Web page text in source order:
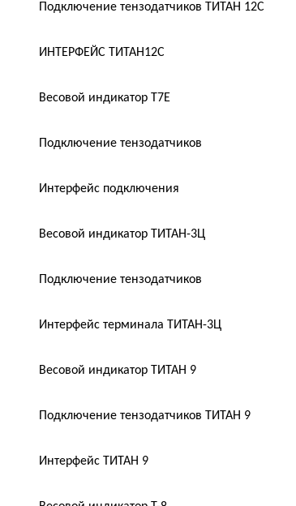
Подключение тензодатчиков ТИТАН 12С
ИНТЕРФЕЙС ТИТАН12С
Весовой индикатор T7E
Подключение тензодатчиков
Интерфейс подключения
Весовой индикатор ТИТАН-3Ц
Подключение тензодатчиков
Интерфейс терминала ТИТАН-3Ц
Весовой индикатор ТИТАН 9
Подключение тензодатчиков ТИТАН 9
Интерфейс ТИТАН 9